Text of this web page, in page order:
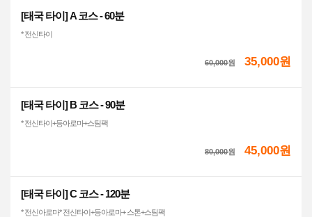
[태국 타이] A 코스 - 60분
* 전신타이
60,000원 35,000원
[태국 타이] B 코스 - 90분
* 전신타이+등아로마+스팀팩
80,000원 45,000원
[태국 타이] C 코스 - 120분
* 전신아로마* 전신타이+등아로마+ 스톤+스팀팩